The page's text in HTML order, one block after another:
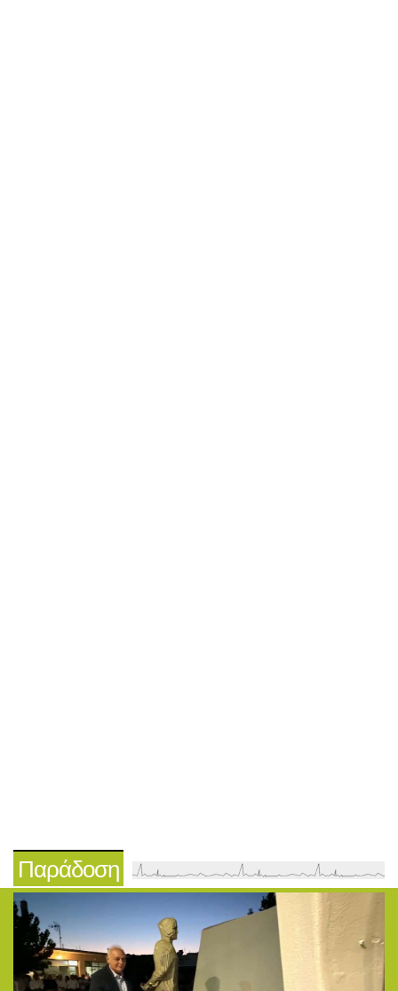
Παράδοση